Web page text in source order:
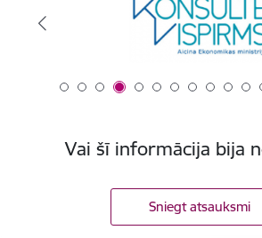
Vai šī informācija bija
Sniegt atsauksmi